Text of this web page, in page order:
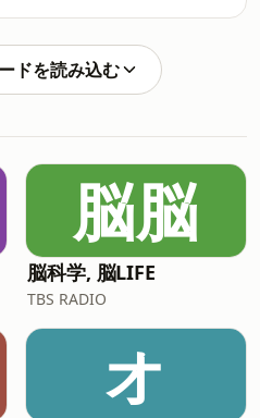
張について17:17 オ
いことがまだある？
語る？19:45 そん
い系の代表？21:0
す。
バーアラン）4A
アランニット ノー
ンhttps://ring-
悩み募集中！】
けたい…！という奇
いましたら、なんで
主にファッションの
が、そうでなくても
前とメールアドレス
けるようになりまし
殺到しているわけで
、 次回以降に採用さ
す。ご了承
ドを読み込む
脳脳
脳科学, 脳LIFE
TBS RADIO
オ